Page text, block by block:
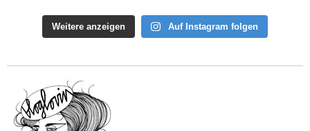
Weitere anzeigen Auf Instagram folgen